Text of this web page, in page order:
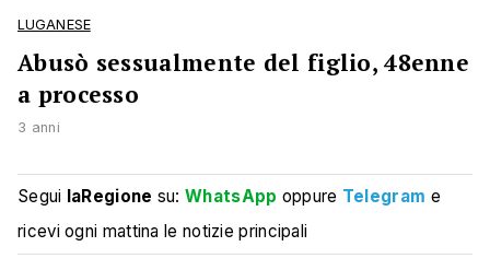
LUGANESE
Abusò sessualmente del figlio, 48enne
a processo
3 anni
Segui laRegione su:WhatsApp oppure Telegram e
ricevi ogni mattina le notizie principali